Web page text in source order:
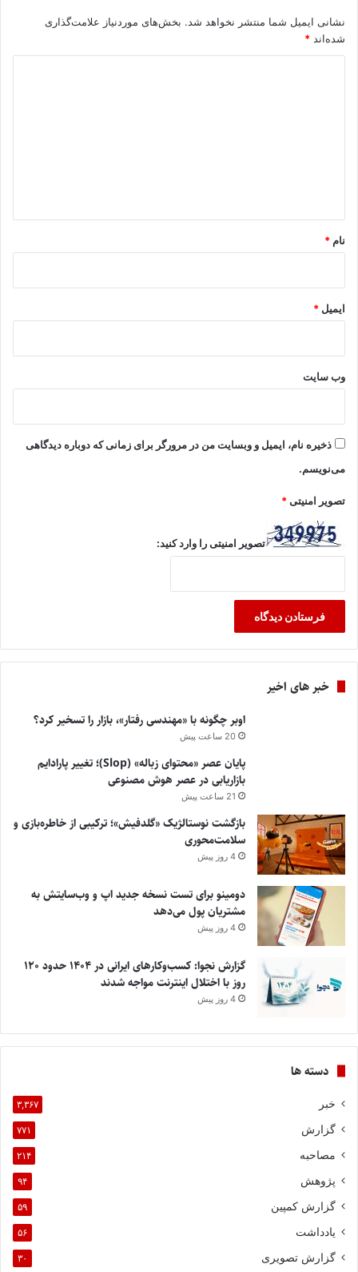
نشانی ایمیل شما منتشر نخواهد شد. بخش‌های موردنیاز علامت‌گذاری
شده‌اند *
نام *
ایمیل *
وب‌ سایت
ذخیره نام، ایمیل و وبسایت من در مرورگر برای زمانی که دوباره دیدگاهی
می‌نویسم.
تصویر امنیتی*
تصویر امنیتی را وارد کنید:
خبر های اخیر
اوبر چگونه با «مهندسی رفتار»، بازار را تسخیر کرد؟
20 ساعت پیش
پایان عصر «محتوای زباله» (Slop)؛ تغییر پارادایم
بازاریابی در عصر هوش مصنوعی
21 ساعت پیش
بازگشت نوستالژیک «گلدفیش»؛ ترکیبی از خاطره‌بازی و
سلامت‌محوری
4 روز پیش
دومینو برای تست نسخه جدید اپ و وب‌سایتش به
مشتریان پول می‌دهد
4 روز پیش
گزارش نجوا: کسب‌وکارهای ایرانی در ۱۴۰۴ حدود ۱۲۰
روز با اختلال اینترنت مواجه شدند
4 روز پیش
دسته ها
خبر ۳,۳۶۷
گزارش ۷۷۱
مصاحبه ۲۱۴
پژوهش ۹۴
گزارش کمپین ۵۹
یادداشت ۵۶
گزارش تصویری ۳۰